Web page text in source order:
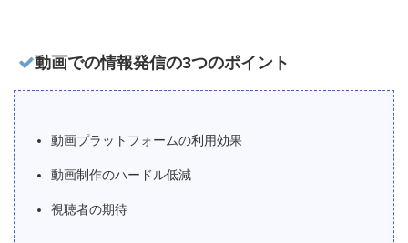
動画での情報発信の3つのポイント
動画プラットフォームの利用効果
動画制作のハードル低減
視聴者の期待